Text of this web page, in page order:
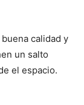
calidad y
un salto
el espacio.